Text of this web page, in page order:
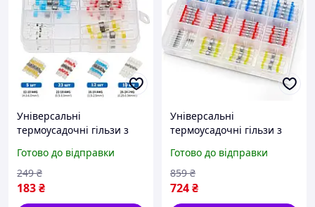
Універсальні
термоусадочні гільзи з
види
Готово до відправки
183₴
249 ₴
Універсальні
термоусадочні гільзи з
4 види
Готово до відправки
724₴
859 ₴